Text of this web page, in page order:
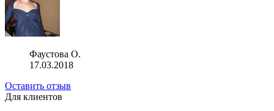
Фаустова О.
17.03.2018
Оставить отзыв
Для клиентов